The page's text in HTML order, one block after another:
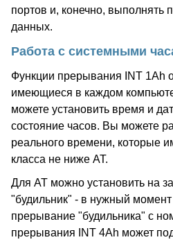
портов и, конечно, выполнять
данных.
Работа с системными
Функции прерывания INT 1Ah
имеющиеся в каждом
можете установить время и
состояние часов. Вы можете
реального времени, которые
класса не ниже AT.
Для AT можно установить на
"будильник" - в нужный
прерывание "будильника" с
прерывания INT 4Ah может